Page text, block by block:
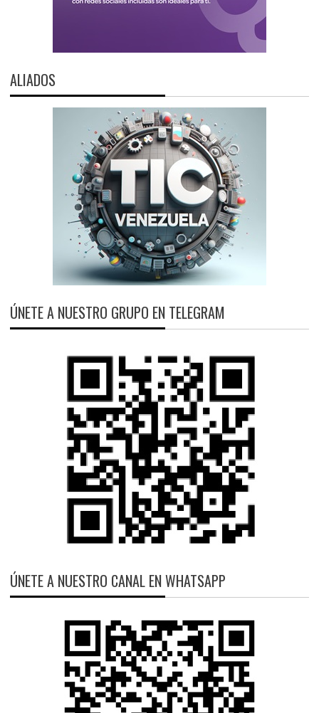
ALIADOS
ÚNETE A NUESTRO GRUPO EN TELEGRAM
ÚNETE A NUESTRO CANAL EN WHATSAPP